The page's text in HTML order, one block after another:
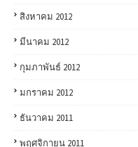
สิงหาคม 2012
มีนาคม 2012
กุมภาพันธ์ 2012
มกราคม 2012
ธันวาคม 2011
พฤศจิกายน 2011